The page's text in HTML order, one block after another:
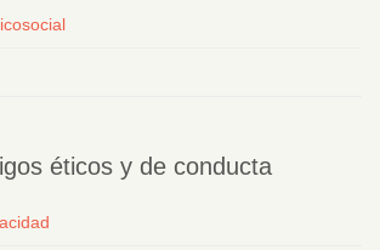
éticos y de conducta